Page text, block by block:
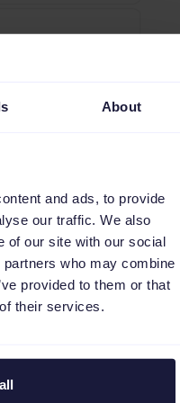
About
and ads, to provide
our traffic. We also
of our site with our social
who may combine
provided to them or that
their services.
der Daten
die richtigen
übermittelt.
und die